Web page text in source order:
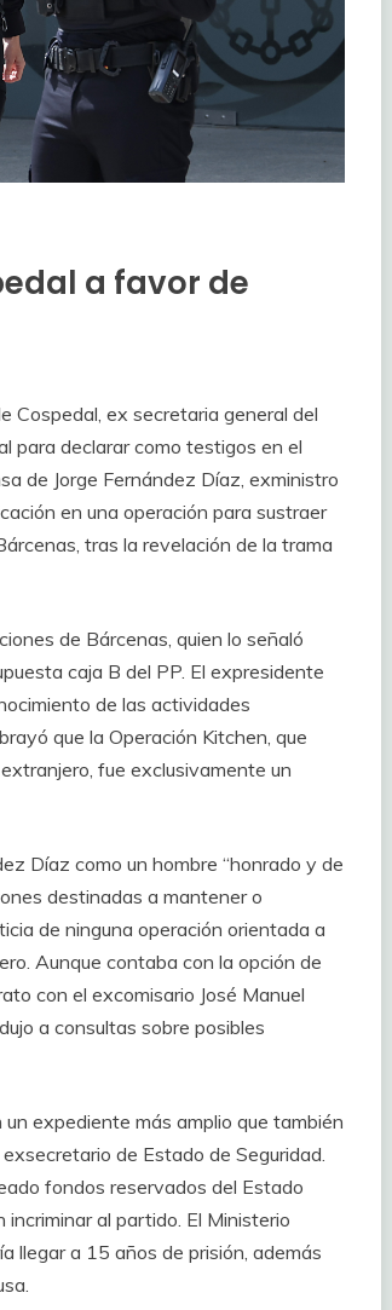
a favor de
Cospedal, ex secretaria general del
para declarar como testigos en el
de Jorge Fernández Díaz, exministro
en una operación para sustraer
tras la revelación de la trama
de Bárcenas, quien lo señaló
caja B del PP. El expresidente
de las actividades
que la Operación Kitchen, que
fue exclusivamente un
Díaz como un hombre “honrado y de
destinadas a mantener o
de ninguna operación orientada a
Aunque contaba con la opción de
con el excomisario José Manuel
a consultas sobre posibles
expediente más amplio que también
de Estado de Seguridad.
fondos reservados del Estado
al partido. El Ministerio
llegar a 15 años de prisión, además